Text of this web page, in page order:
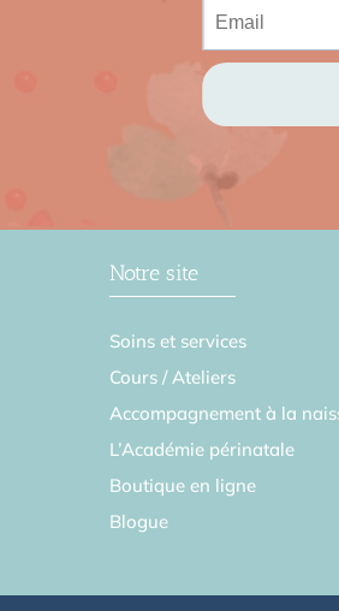
Notre site
Soins et services
Cours / Ateliers
Accompagnement à la
L’Académie périnatale
Boutique en ligne
Blogue